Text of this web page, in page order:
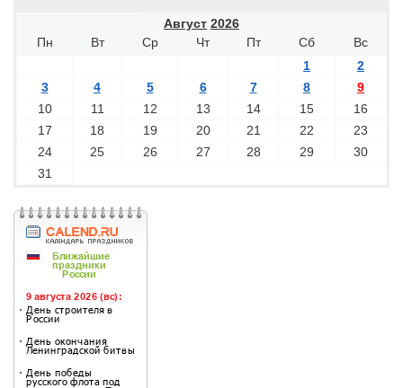
Август 2026
Пн
Вт Ср Чт Пт Сб
Вс
1
2
3
4 5 6 7 8
9
10
11 12 13 14 15
16
17
18 19 20 21 22
23
24
25 26 27 28 29
30
31